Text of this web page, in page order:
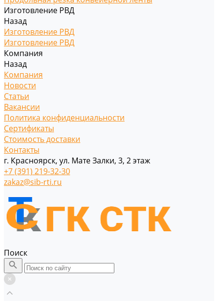
Изготовление РВД
Назад
Изготовление РВД
Изготовление РВД
Компания
Назад
Компания
Новости
Статьи
Вакансии
Политика конфиденциальности
Сертификаты
Стоимость доставки
Контакты
г. Красноярск, ул. Мате Залки, 3, 2 этаж
+7 (391) 219-32-30
zakaz@sib-rti.ru
Поиск